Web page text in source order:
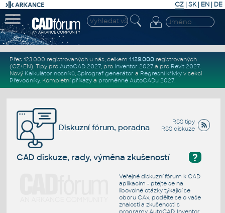
CZ | SK| EN | DE
Přes 123.000 registrovaných u nás, celkem 1.129.000registrovaných
(CZ+EN). Tipy pro AutoCAD 2027, pro Inventor 2027a pro Revit 2027.
Nový Kalkulátor nosníků, Spirograf generátor a Regresní křivkyv sekci
Převodníky. Kompletní příkazya proměnné AutoCADu 2027.
RSS tipy
RSS diskuze
Diskuzní fórum, poradna
?
CAD diskuze, rady, výměna zkušeností
Veřejné diskuzní fórum k CAD
aplikacím - ptejte se na
libovolné otázky týkající se
oboru CAx, podělte se o vaše
znalosti a zkušenosti s
programy AutoCAD, Inventor,